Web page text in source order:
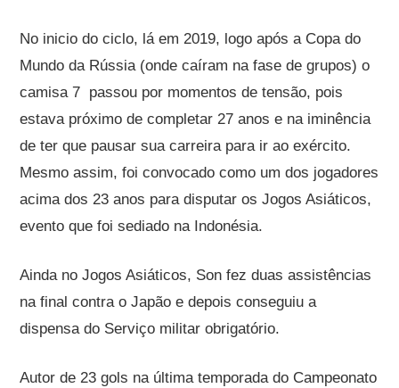
No inicio do ciclo, lá em 2019, logo após a Copa do
Mundo da Rússia (onde caíram na fase de grupos) o
camisa 7 passou por momentos de tensão, pois
estava próximo de completar 27 anos e na iminência
de ter que pausar sua carreira para ir ao exército.
Mesmo assim, foi convocado como um dos jogadores
acima dos 23 anos para disputar os Jogos Asiáticos,
evento que foi sediado na Indonésia.
Ainda no Jogos Asiáticos, Son fez duas assistências
na final contra o Japão e depois conseguiu a
dispensa do Serviço militar obrigatório.
Autor de 23 gols na última temporada do Campeonato